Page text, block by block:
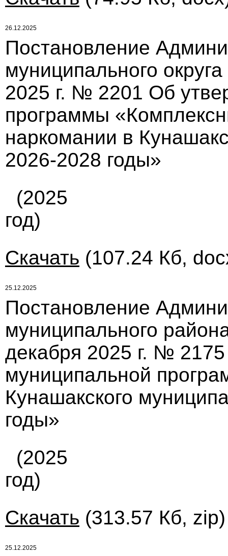
26.12.2025
Постановление
муниципального
2025 г. № 2201 Об
программы
наркомании в
2026-2028 годы»
(2025
год)
Скачать (107.24 Кб,
25.12.2025
Постановление
муниципального
декабря 2025 г. №
муниципальной
Кунашакского
годы»
(2025
год)
Скачать (313.57 Кб,
25.12.2025